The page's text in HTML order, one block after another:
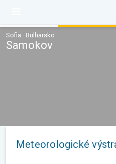
Sofia · Bulharsko
Samokov
Meteorologické